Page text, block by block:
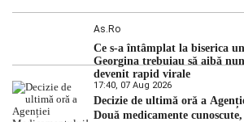
As.ro
Ce s-a întâmplat la biserica
Georgina trebuiau să aibă
devenit rapid virale
17:40, 07 Aug 2026
Decizie de ultimă oră a
Două medicamente